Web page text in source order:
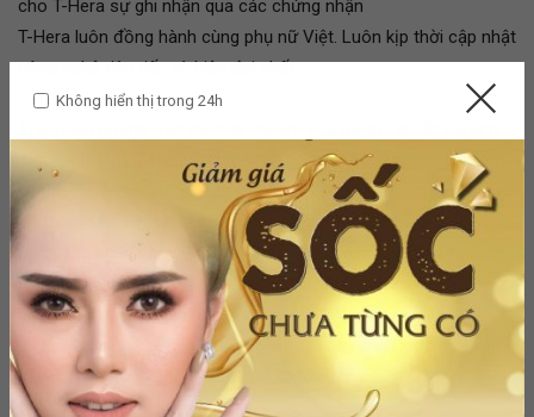
cho T-Hera sự ghi nhận qua các chứng nhận
T-Hera luôn đồng hành cùng phụ nữ Việt. Luôn kịp thời cập nhật
công nghệ tiên tiến và hiện đại nhất.
đẹp. Thẩm mỹ T-Hera là đơn vị uy tín tại Việt Nam trong ngành
làm đẹp, đáp ứng toàn diện các dịch vụ chất lượng quốc tế -
Thương hiệu T-Hera gắn liền vói Chất lượng, An toàn và Uy tín.
Bên cạnh nhân lực chất lượng cao, Thẩm mỹ T-Hera còn chú
trọng đầu tư cơ sở vật chất hiện đại. Các trang thiết bị tối tân,
công nghệ độc quyền, vật liệu cao cấp...đạt tiêu chuẩn ISO
9001:2015 xứng tầm là thẩm mỹ uy tín, đáp ứng được mọi yêu
cầu làm đẹp công nghệ cao cho khách hàng
Không hiển thị trong 24h